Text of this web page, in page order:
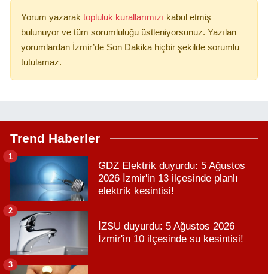
Yorum yazarak topluluk kurallarımızı kabul etmiş
bulunuyor ve tüm sorumluluğu üstleniyorsunuz. Yazılan
yorumlardan İzmir’de Son Dakika hiçbir şekilde sorumlu
tutulamaz.
Trend Haberler
GDZ Elektrik duyurdu: 5 Ağustos
2026 İzmir'in 13 ilçesinde planlı
elektrik kesintisi!
1
İZSU duyurdu: 5 Ağustos 2026
İzmir'in 10 ilçesinde su kesintisi!
2
3